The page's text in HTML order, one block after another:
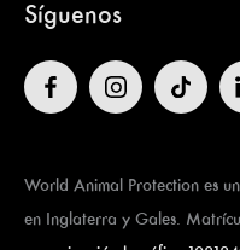
Síguenos
World Animal Protection es
en Inglaterra y Gales.